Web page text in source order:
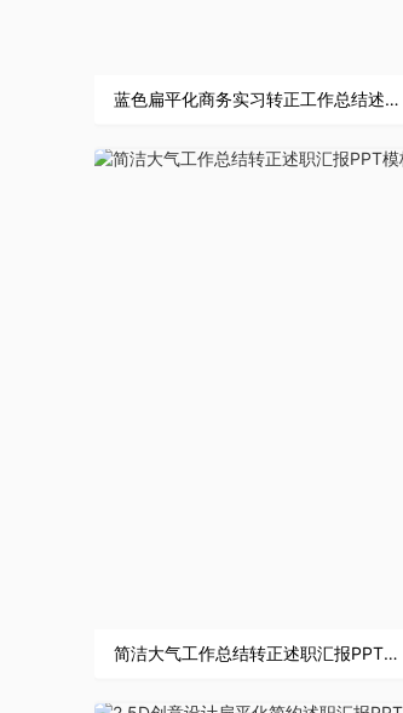
蓝色扁平化商务实习转正工作总结述职汇报PPT模板
简洁大气工作总结转正述职汇报PPT模板